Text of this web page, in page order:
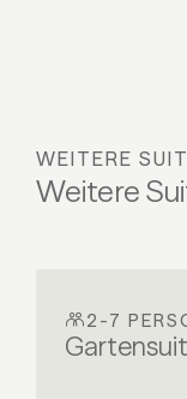
WEITERE
Weitere
2-7